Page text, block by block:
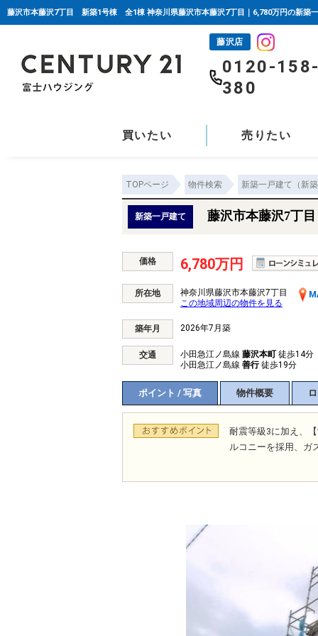
藤沢市本藤沢7丁目 新築1号棟 全1棟 神奈川県藤沢市本藤沢7丁目｜6,780万円の新築
藤沢店
0120-
380
買いたい 売りたい
TOPページ 物件検索 新築一戸建て（新
新築一戸建て 藤沢市本藤沢7丁
価格 6,780万円
所在地 神奈川県藤沢市本藤沢7丁目
この地域周辺の物件を見る
築年月 2026年7月築
交通 小田急江ノ島線 藤沢本町 徒歩14分
小田急江ノ島線 善行徒歩19分
ポイント / 写真 物件概要
耐震等級3に加え、
ルコニーを採用、ガ